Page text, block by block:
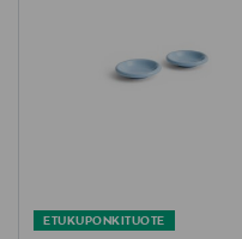
VäriETUKUPONKITUOTE